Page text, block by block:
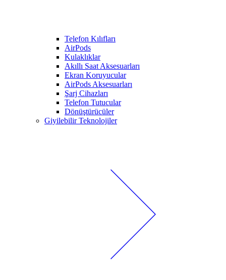
Telefon Kılıfları
AirPods
Kulaklıklar
Akıllı Saat Aksesuarları
Ekran Koruyucular
AirPods Aksesuarları
Şarj Cihazları
Telefon Tutucular
Dönüştürücüler
Giyilebilir Teknolojiler